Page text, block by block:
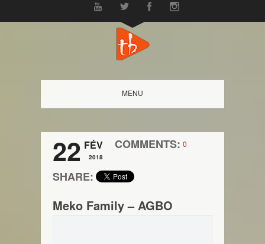
MENU
22 FÉV
2018
COMMENTS: 0
SHARE:
Meko Family – AGBO